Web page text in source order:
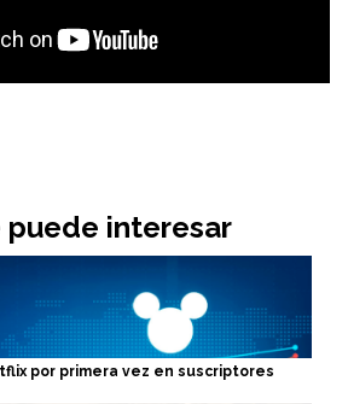
puede interesar
por primera vez en suscriptores